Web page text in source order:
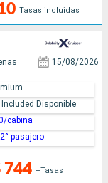
Tasas incluidas
15/08/2026
744 +Tasas
Included Disponible
cabina
pasajero